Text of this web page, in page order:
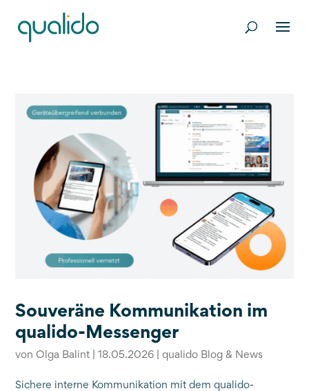
Souveräne Kommunikation im
qualido-Messenger
vonOlga Balint |18.05.2026 |qualido Blog & News
Sichere interne Kommunikation mit dem qualido-